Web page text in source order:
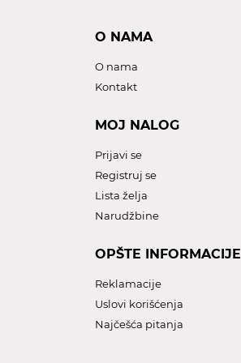
O NAMA
O nama
Kontakt
MOJ NALOG
Prijavi se
Registruj se
Lista želja
Narudžbine
OPŠTE INFORMACIJE
Reklamacije
Uslovi korišćenja
Najčešća pitanja